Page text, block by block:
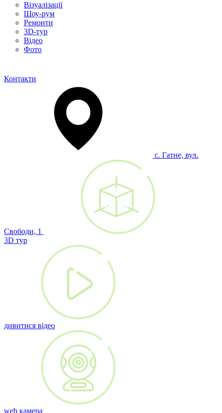
Візуалізації
Шоу-рум
Ремонти
3D-тур
Відео
Фото
Контакти
с. Гатне, вул.
Свободи, 1
3D тур
дивитися відео
web камера